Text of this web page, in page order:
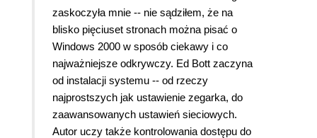
zaskoczyła mnie -- nie sądziłem, że na
blisko pięciuset stronach można pisać o
Windows 2000 w sposób ciekawy i co
najważniejsze odkrywczy. Ed Bott zaczyna
od instalacji systemu -- od rzeczy
najprostszych jak ustawienie zegarka, do
zaawansowanych ustawień sieciowych.
Autor uczy także kontrolowania dostępu do